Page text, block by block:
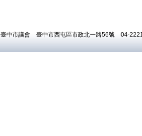
臺中市議會 臺中市西屯區市政北一路56號 04-